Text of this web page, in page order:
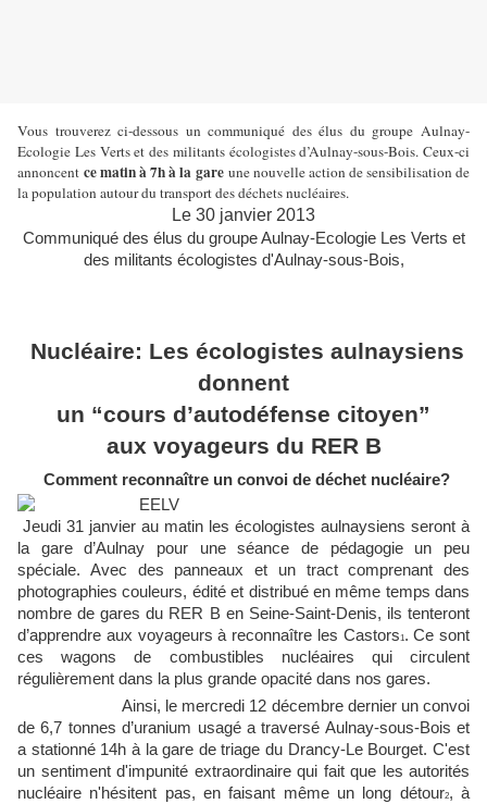
Vous trouverez ci-dessous un communiqué des élus du groupe Aulnay-
Ecologie Les Verts et des militants écologistes d’Aulnay-sous-Bois. Ceux-ci
annoncent ce matin à 7h à la gare une nouvelle action de sensibilisation de
la population autour du transport des déchets nucléaires.
Le 30 janvier 2013
Communiqué des élus du groupe Aulnay-Ecologie Les Verts et
des militants écologistes d'Aulnay-sous-Bois,
Nucléaire: Les écologistes aulnaysiens
donnent
un “cours d’autodéfense citoyen”
aux voyageurs du RER B
Comment reconnaître un convoi de déchet nucléaire?
Jeudi 31 janvier au matin les écologistes aulnaysiens seront à
la gare d’Aulnay pour une séance de pédagogie un peu
spéciale. Avec des panneaux et un tract comprenant des
photographies couleurs, édité et distribué en même temps dans
nombre de gares du RER B en Seine-Saint-Denis, ils tenteront
d’apprendre aux voyageurs à reconnaître les Castors1. Ce sont
ces wagons de combustibles nucléaires qui circulent
régulièrement dans la plus grande opacité dans nos gares.
Ainsi, le mercredi 12 décembre dernier un convoi
de 6,7 tonnes d’uranium usagé a traversé Aulnay-sous-Bois et
a stationné 14h à la gare de triage du Drancy-Le Bourget. C'est
un sentiment d'impunité extraordinaire qui fait que les autorités
nucléaire n'hésitent pas, en faisant même un long détour2, à